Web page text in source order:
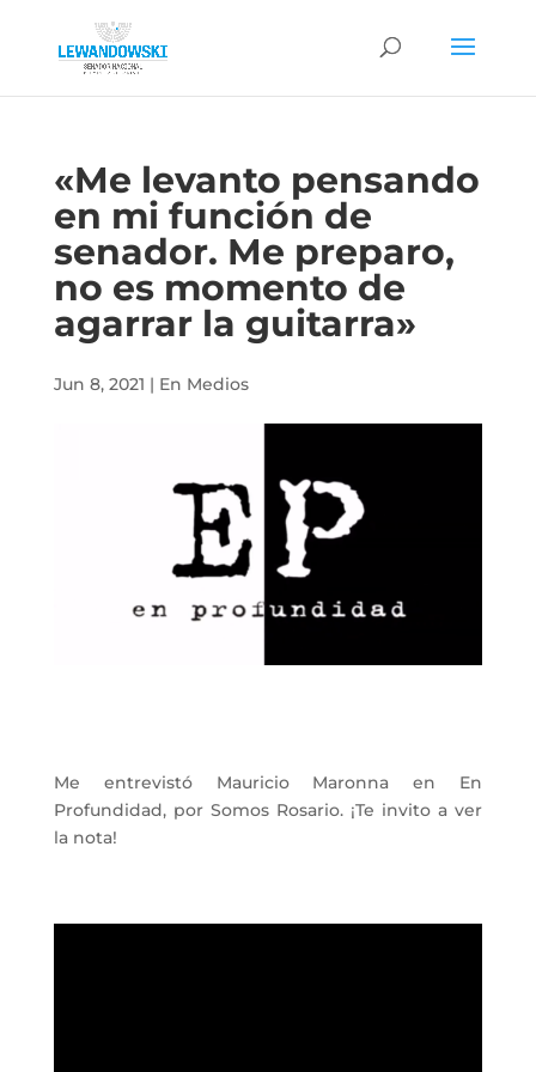
«Me levanto pensando
en mi función de
senador. Me preparo,
no es momento de
agarrar la guitarra»
Jun 8, 2021 | En Medios
Me entrevistó Mauricio Maronna en En
Profundidad, por Somos Rosario. ¡Te invito a ver
la nota!